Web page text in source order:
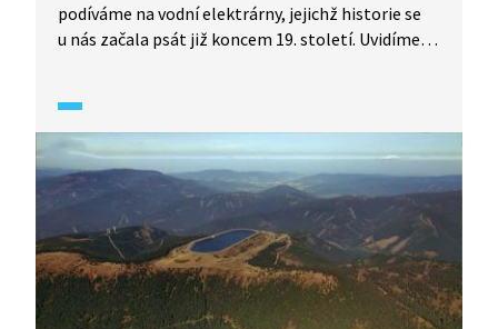
podíváme na vodní elektrárny, jejichž historie se
u nás začala psát již koncem 19. století. Uvidíme